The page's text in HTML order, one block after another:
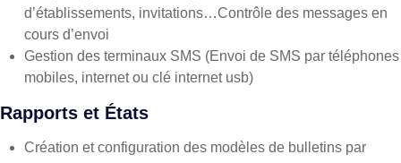
d’établissements, invitations…Contrôle des messages en
cours d’envoi
Gestion des terminaux SMS (Envoi de SMS par téléphones
mobiles, internet ou clé internet usb)
Rapports et États
Création et configuration des modèles de bulletins par